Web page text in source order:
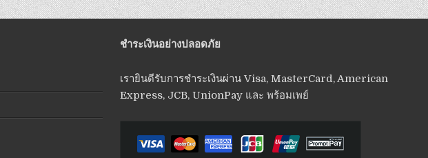
ชำระเงินอย่างปลอดภัย
เรายินดีรับการชำระเงินผ่าน Visa, MasterCard, American
Express, JCB, UnionPay และ พร้อมเพย์